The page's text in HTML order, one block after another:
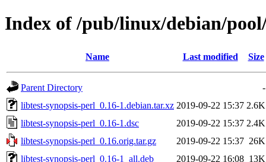
Index of /pub/linux/debian/
Name Last modified Size
Parent Directory
-
libtest-synopsis-perl_0.16-1.debian.tar.xz 2019-09-22 15:37 2.6K
libtest-synopsis-perl_0.16-1.dsc
2019-09-22 15:37 2.4K
libtest-synopsis-perl_0.16.orig.tar.gz
2019-09-22 15:37 26K
libtest-synopsis-perl_0.16-1_all.deb
2019-09-22 16:08 13K